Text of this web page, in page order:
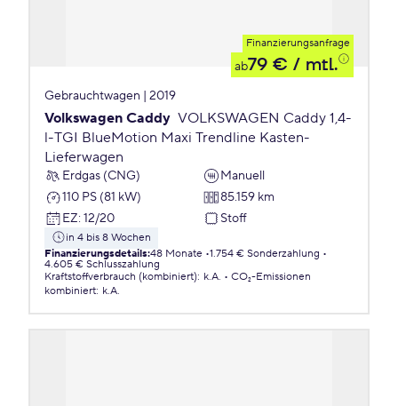
Finanzierungsanfrage
ab79 € / mtl.
Gebrauchtwagen | 2019
Volkswagen Caddy VOLKSWAGEN Caddy 1,4-
l-TGI BlueMotion Maxi Trendline Kasten-
Lieferwagen
Erdgas (CNG)
Manuell
110 PS (81 kW)
85.159 km
EZ: 12/20 Stoff
in 4 bis 8 Wochen
Finanzierungsdetails:48 Monate 1.754 € Sonderzahlung
4.605 € Schlusszahlung
Kraftstoffverbrauch (kombiniert): k.A.
CO₂-Emissionen
kombiniert: k.A.